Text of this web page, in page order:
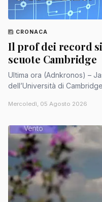
CRONACA
Il prof dei record
scuote Cambridge
Ultima ora (Adnkronos) – Jason Arday, 41enne professore
dell’Università di
Mercoledì, 05 Agosto 2026